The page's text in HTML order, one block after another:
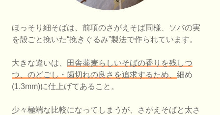
ほっそり細そばは、前項のさがえそば同様、ソバの実
を殻ごと挽いた“挽きぐるみ”製法で作られています。
大きな違いは、 田舎蕎麦らしいそばの香りを残しつ
つ、のどごし・歯切れの良さを追求するため、細め
(1.3mm)に仕上げてあること。
少々極端な比較になってしまうが、さがえそばと太さ